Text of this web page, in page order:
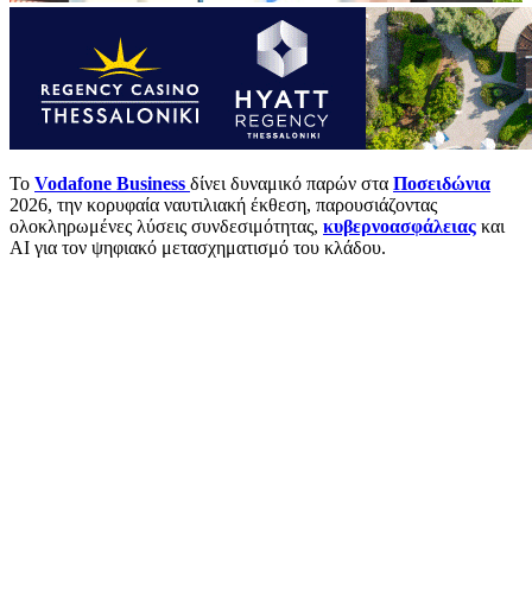
Το Vodafone Business δίνει δυναμικό παρών στα Ποσειδώνια
2026, την κορυφαία ναυτιλιακή έκθεση, παρουσιάζοντας
ολοκληρωμένες λύσεις συνδεσιμότητας, κυβερνοασφάλειας και
AI για τον ψηφιακό μετασχηματισμό του κλάδου.